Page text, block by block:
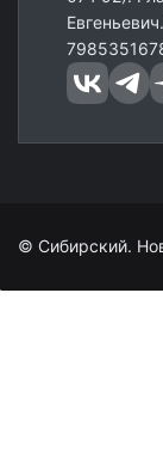
© Сибирский.